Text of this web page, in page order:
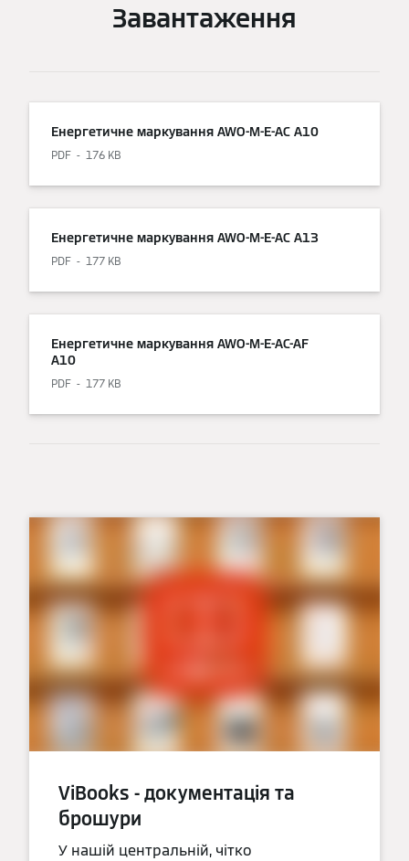
Завантаження
Енергетичне маркування AWO-M-E-AC A10
PDF 176 KB
Енергетичне маркування AWO-M-E-AC A13
PDF 177 KB
Енергетичне маркування AWO-M-E-AC-AF
A10
PDF 177 KB
ViBooks - документація та
брошури
У нашій центральній, чітко